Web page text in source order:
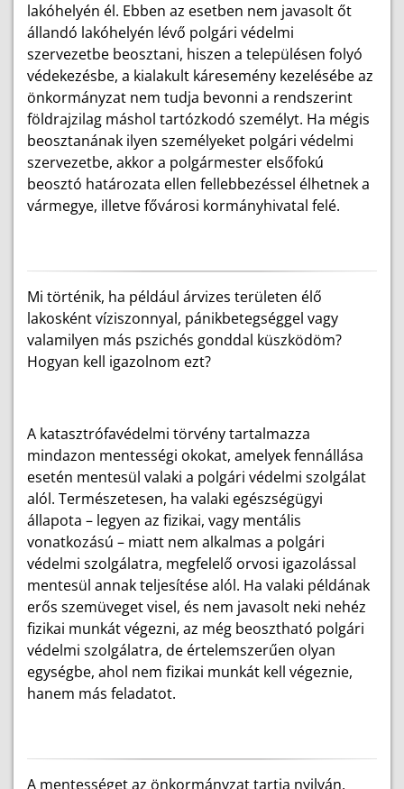
lakóhelyén él. Ebben az esetben nem javasolt őt
állandó lakóhelyén lévő polgári védelmi
szervezetbe beosztani, hiszen a településen folyó
védekezésbe, a kialakult káresemény kezelésébe az
önkormányzat nem tudja bevonni a rendszerint
földrajzilag máshol tartózkodó személyt. Ha mégis
beosztanának ilyen személyeket polgári védelmi
szervezetbe, akkor a polgármester elsőfokú
beosztó határozata ellen fellebbezéssel élhetnek a
vármegye, illetve fővárosi kormányhivatal felé.
Mi történik, ha például árvizes területen élő
lakosként víziszonnyal, pánikbetegséggel vagy
valamilyen más pszichés gonddal küszködöm?
Hogyan kell igazolnom ezt?
A katasztrófavédelmi törvény tartalmazza
mindazon mentességi okokat, amelyek fennállása
esetén mentesül valaki a polgári védelmi szolgálat
alól. Természetesen, ha valaki egészségügyi
állapota – legyen az fizikai, vagy mentális
vonatkozású – miatt nem alkalmas a polgári
védelmi szolgálatra, megfelelő orvosi igazolással
mentesül annak teljesítése alól. Ha valaki példának
erős szemüveget visel, és nem javasolt neki nehéz
fizikai munkát végezni, az még beosztható polgári
védelmi szolgálatra, de értelemszerűen olyan
egységbe, ahol nem fizikai munkát kell végeznie,
hanem más feladatot.
A mentességet az önkormányzat tartja nyilván,